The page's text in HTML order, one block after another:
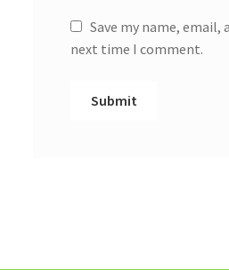
Save my name,
next time I comment.